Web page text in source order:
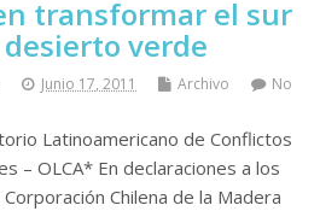
transformar el sur
verde
Junio 17, 2011 Archivo
No
Latinoamericano de Conflictos
– OLCA* En declaraciones a los
Chilena de la Madera